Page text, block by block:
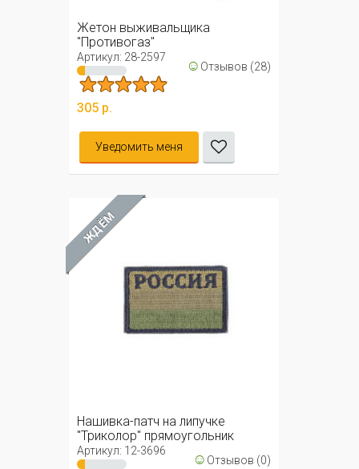
Жетон выживальщика
"Противогаз"
Артикул: 28-2597 ☺ Отзывов (28)
305 р.
Уведомить меня
ЖДЁМ
Нашивка-патч на липучке
"Триколор" прямоугольник
(хаки)
Артикул: 12-3696 ☺ Отзывов (0)